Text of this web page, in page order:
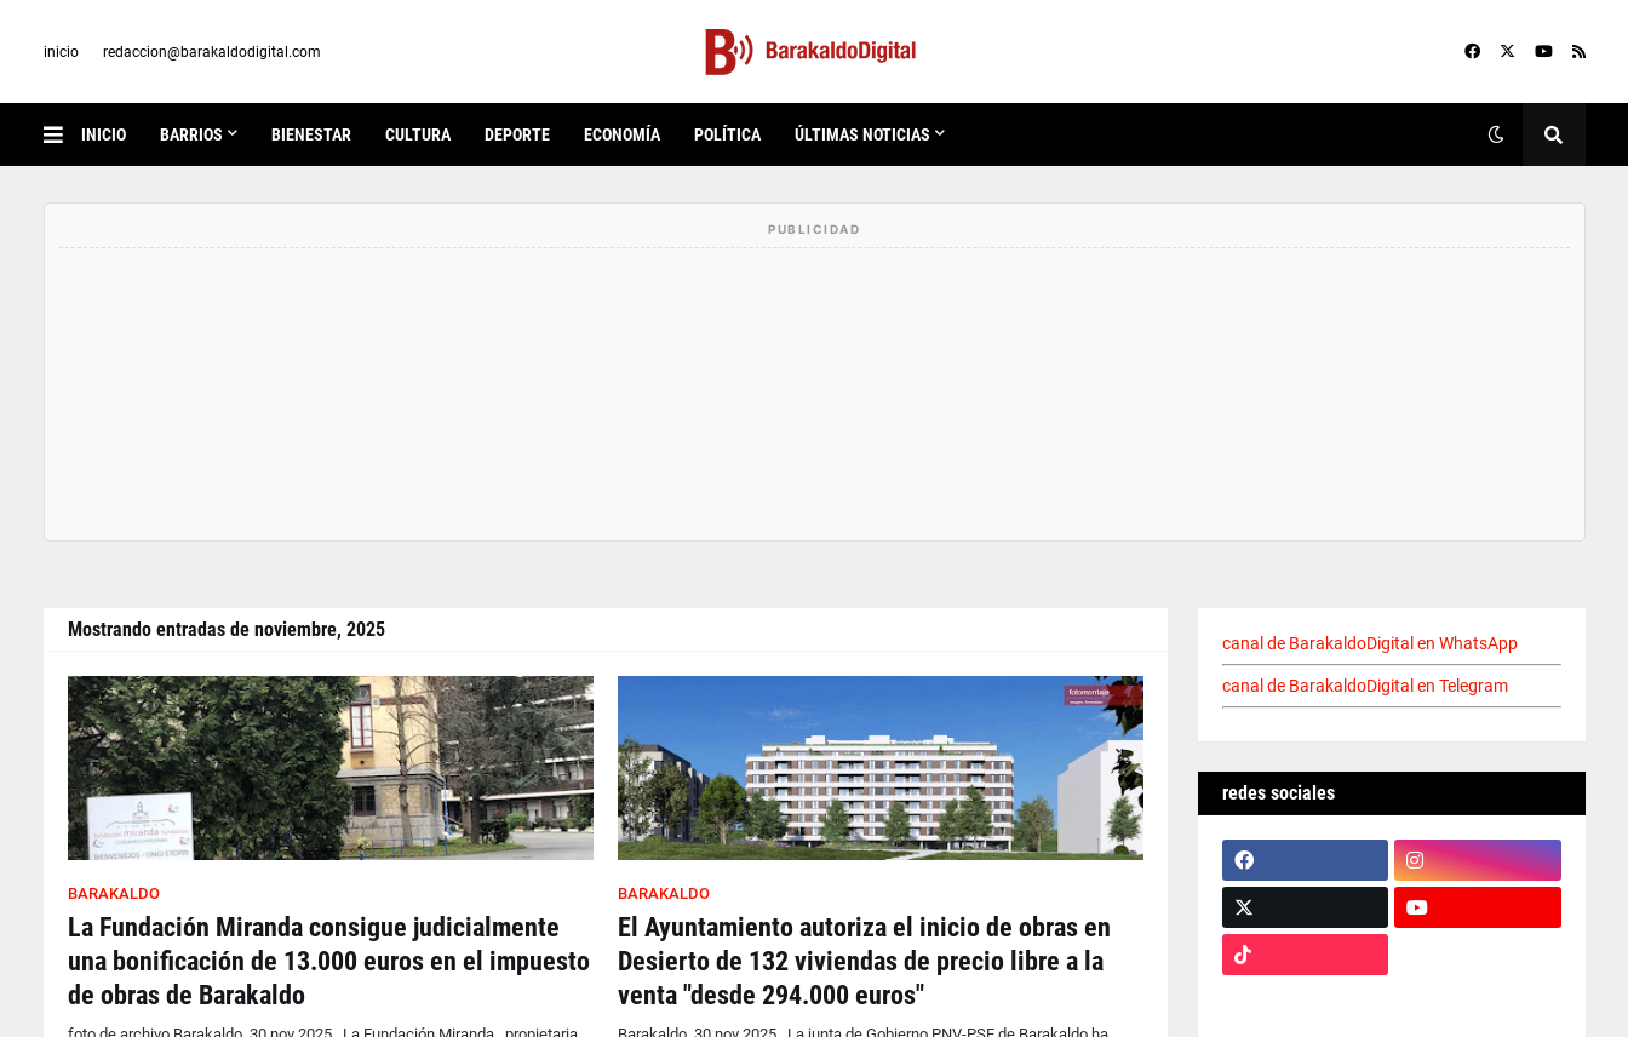
inicio redaccion@barakaldodigital.com
INICIO BARRIOS BIENESTAR CULTURA DEPORTE ECONOMÍA POLÍTICA ÚLTIMAS NOTICIAS
Mostrando entradas de noviembre, 2025
BARAKALDO
La Fundación Miranda consigue judicialmente
una bonificación de 13.000 euros en el impuesto
de obras de Barakaldo
BARAKALDO
El Ayuntamiento autoriza el inicio de obras en
Desierto de 132 viviendas de precio libre a la
venta "desde 294.000 euros"
canal de BarakaldoDigital en WhatsApp
canal de BarakaldoDigital en Telegram
redes sociales